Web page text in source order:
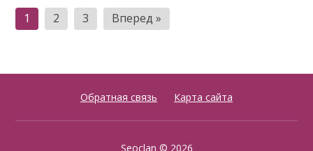
Пагинация
записей
1 2 3 Вперед »
Обратная связь Карта сайта
Seoclan © 2026